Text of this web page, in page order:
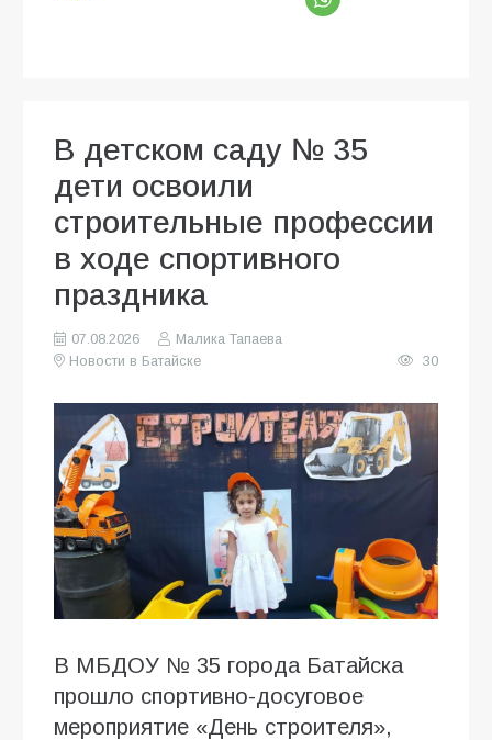
В детском саду № 35
дети освоили
строительные профессии
в ходе спортивного
праздника
07.08.2026
Малика Тапаева
Новости в Батайске
30
В МБДОУ № 35 города Батайска
прошло спортивно-досуговое
мероприятие «День строителя»,